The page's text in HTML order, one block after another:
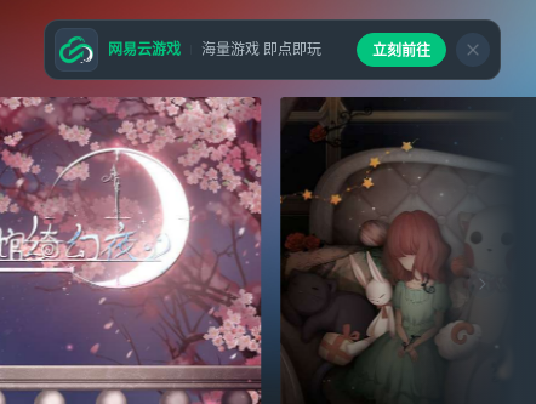
网易云游戏 海量游戏 即点即玩 立刻前往